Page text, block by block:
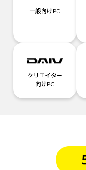
一般向けPC
クリエイター
向けPC